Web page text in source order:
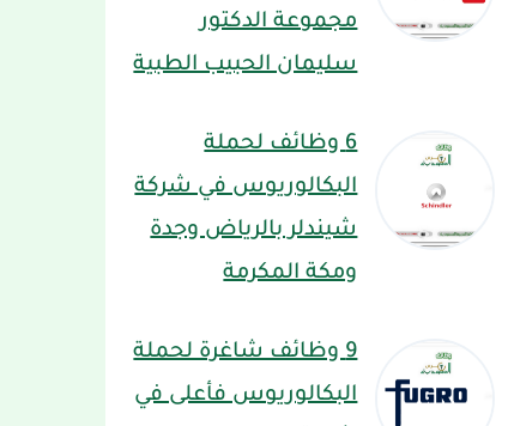
مجموعة الدكتور
سليمان الحبيب الطبية
6 وظائف لحملة
البكالوريوس في شركة
شيندلر بالرياض وجدة
ومكة المكرمة
9 وظائف شاغرة لحملة
البكالوريوس فأعلى في